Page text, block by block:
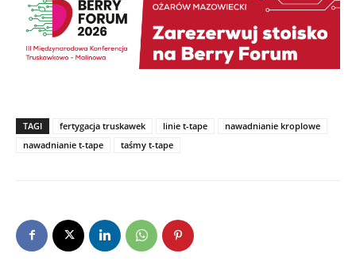
TAGI fertygacja truskawek linie t-tape
nawadnianie kroplowe
nawadnianie t-tape
taśmy t-tape